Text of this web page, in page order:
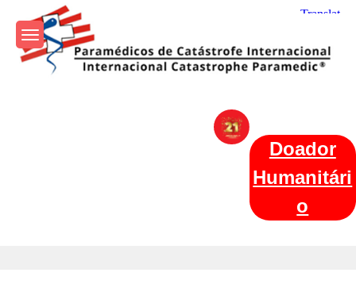
content
Internacional
Doador
Humanitári
o